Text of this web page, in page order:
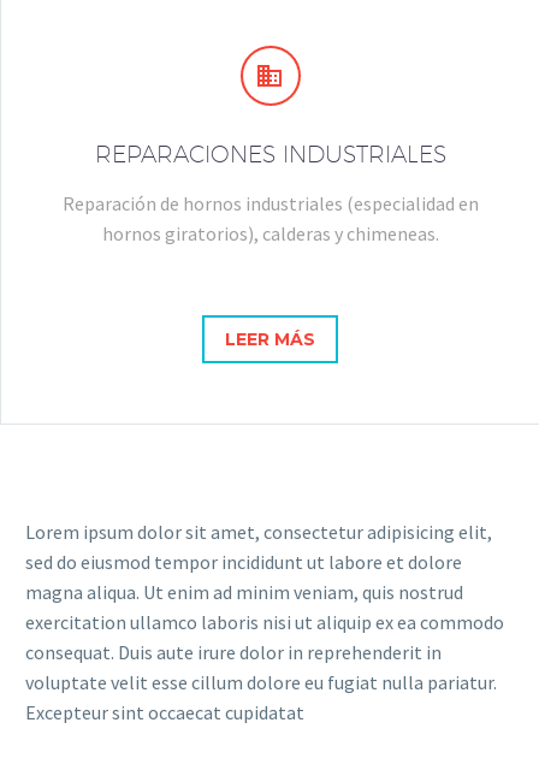


REPARACIONES INDUSTRIALES
Reparación de hornos industriales (especialidad en
hornos giratorios), calderas y chimeneas.
LEER MÁS
Lorem ipsum dolor sit amet, consectetur adipisicing elit,
sed do eiusmod tempor incididunt ut labore et dolore
magna aliqua. Ut enim ad minim veniam, quis nostrud
exercitation ullamco laboris nisi ut aliquip ex ea commodo
consequat. Duis aute irure dolor in reprehenderit in
voluptate velit esse cillum dolore eu fugiat nulla pariatur.
Excepteur sint occaecat cupidatat